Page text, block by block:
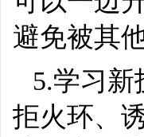
避免被其
5.学习
拒火环、